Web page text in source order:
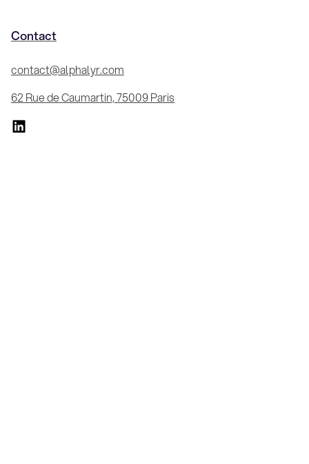
Contact
contact@alphalyr.com
62 Rue de Caumartin, 75009 Paris